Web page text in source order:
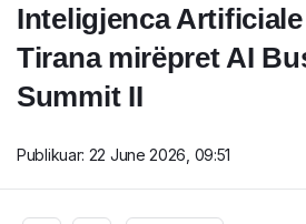
Inteligjenca
Tirana mirëpret AI
Summit II
Publikuar: 22 June 2026, 09:51